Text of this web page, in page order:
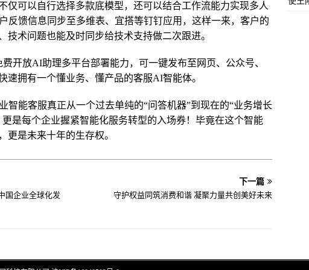
仅可以自行选择多款底模型，还可以结合工作流能力实现多人
反馈信息同步至多维表、宜搭等钉钉应用，这样一来，客户的
技术问题也能及时同步给技术支持做二次跟进。
开放AI助理多平台部署能力，可一键发布至网页、公众号、
速拥有一个懂业务、懂产品的客服AI智能体。
智能客服真正从一个过去单纯的“问答机器”到现在的“业务增长
是每个企业握紧智能化服务转型的入场券！毕竟在这个智能
更是未来十年的生存权。
国企业全球化发
下一篇
守护权益同筑消费和谐 凝聚力量共创美好未来